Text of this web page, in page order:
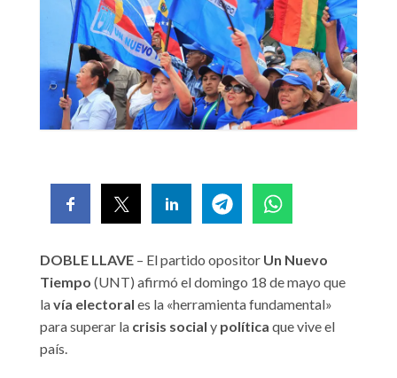
DOBLE LLAVE – El partido opositor Un Nuevo
Tiempo (UNT) afirmó el domingo 18 de mayo que
lavía electoral es la «herramienta fundamental»
para superar la crisis social y política que vive el
país.